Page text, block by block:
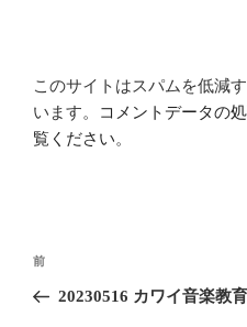
このサイトはスパムを低減
います。
コメントデータの
覧ください。
投
ナ
前
の
前
20230516 カワイ音楽教